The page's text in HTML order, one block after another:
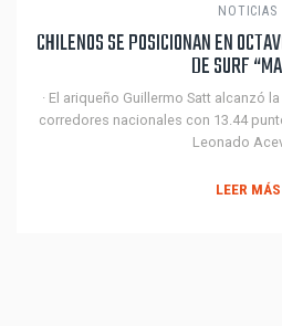
NOTICIAS
CHILENOS SE POSICIONAN EN
DE SURF
· El ariqueño Guillermo Satt alcanzó
corredores nacionales con 13.44
Leonado
LEER MÁS